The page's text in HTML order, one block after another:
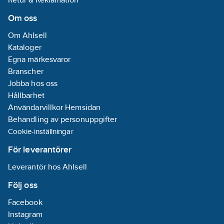
Om oss
Om Ahlsell
Kataloger
Egna märkesvaror
Branscher
Jobba hos oss
Hållbarhet
Användarvillkor Hemsidan
Behandling av personuppgifter
Cookie-inställningar
För leverantörer
Leverantör hos Ahlsell
Följ oss
Facebook
Instagram